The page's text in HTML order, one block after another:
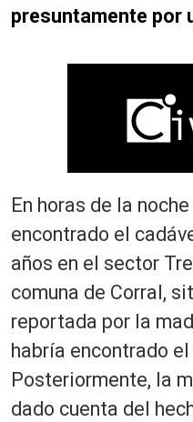
presuntamente por
En horas de la
encontrado el
años en el sector
comuna de Corral,
reportada por la
habría encontrado
Posteriormente, la
dado cuenta del